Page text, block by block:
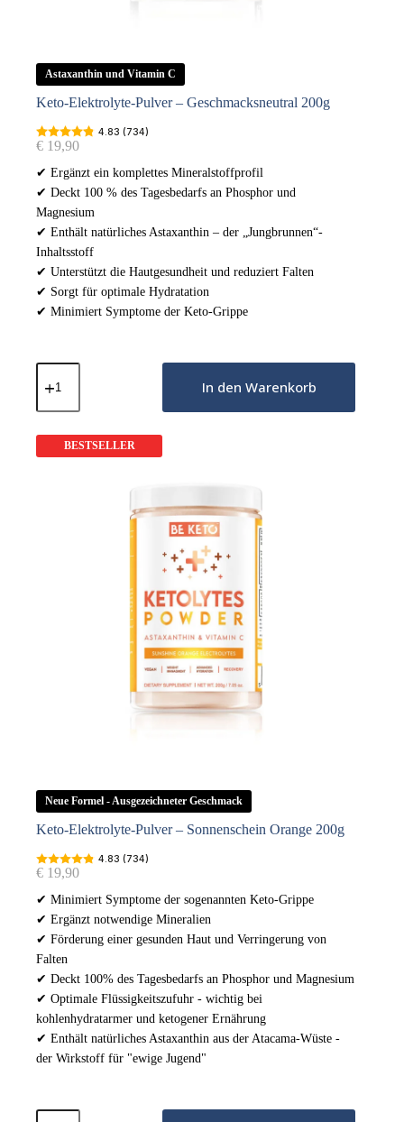
Astaxanthin und Vitamin C
Keto-Elektrolyte-Pulver – Geschmacksneutral 200g
4.83 (734)
€ 19,90
✔ Ergänzt ein komplettes Mineralstoffprofil
✔ Deckt 100 % des Tagesbedarfs an Phosphor und
Magnesium
✔ Enthält natürliches Astaxanthin – der „Jungbrunnen“-
Inhaltsstoff
✔ Unterstützt die Hautgesundheit und reduziert Falten
✔ Sorgt für optimale Hydratation
✔ Minimiert Symptome der Keto-Grippe
Keto-
Elektrolyte-
–
Menge
In den Warenkorb
Neue Formel - Ausgezeichneter Geschmack
BESTSELLER
Keto-Elektrolyte-Pulver – Sonnenschein Orange 200g
4.83 (734)
€ 19,90
✔ Minimiert Symptome der sogenannten Keto-Grippe
✔ Ergänzt notwendige Mineralien
✔ Förderung einer gesunden Haut und Verringerung von
Falten
✔ Deckt 100% des Tagesbedarfs an Phosphor und Magnesium
✔ Optimale Flüssigkeitszufuhr - wichtig bei
kohlenhydratarmer und ketogener Ernährung
✔ Enthält natürliches Astaxanthin aus der Atacama-Wüste -
der Wirkstoff für "ewige Jugend"
Keto-